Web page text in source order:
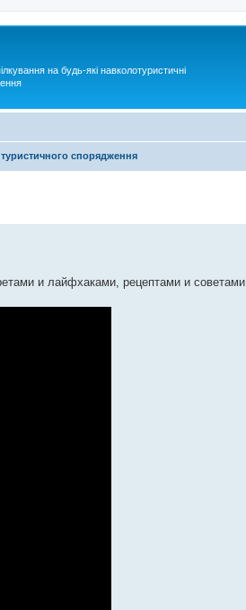
на будь-які навколотуристичні
спорядження
и лайфхаками, рецептами и советами.